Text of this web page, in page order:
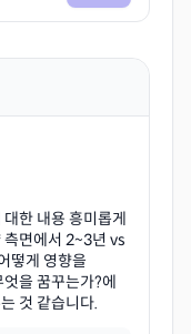
한 내용 흥미롭게
측면에서 2~3년 vs
떻게 영향을
을 꿈꾸는가?에